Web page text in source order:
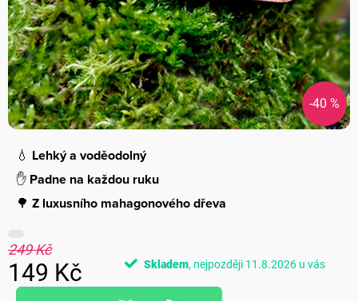
-40 %
💧 Lehký a voděodolný
✋ Padne na každou ruku
🌳 Z luxusního mahagonového dřeva
249 Kč
149 Kč
Měrná
Skladem 11.8.2026